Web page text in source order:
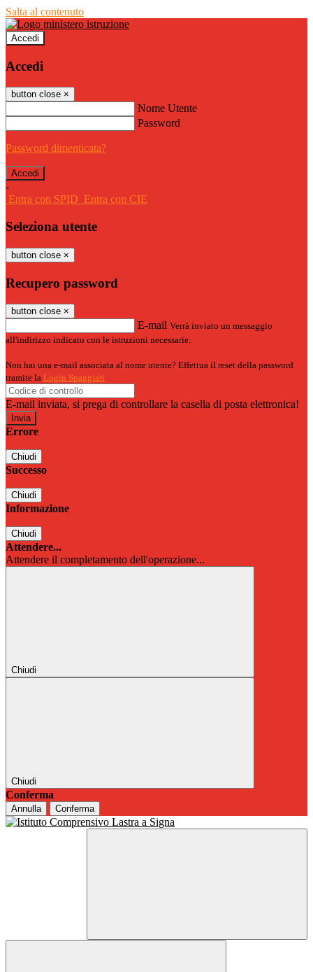
Salta al contenuto
Accedi
Accedi
button close ×
Nome Utente
Password
Password dimenticata?
-
Entra con SPID Entra con CIE
Seleziona utente
button close ×
Recupero password
button close ×
E-mail Verrà inviato un messaggio
all'indirizzo indicato con le istruzioni necessarie.
Non hai una e-mail associata al nome utente? Effettua il reset della password
tramite la Login Spaggiari
E-mail inviata, si prega di controllare la casella di posta elettronica!
Errore
Chiudi
Successo
Chiudi
Informazione
Chiudi
Attendere...
Attendere il completamento dell'operazione...
Chiudi
Chiudi
Conferma
Annulla Conferma